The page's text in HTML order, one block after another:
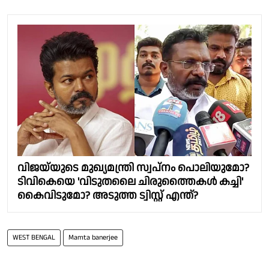
വിജയ്‌യുടെ മുഖ്യമന്ത്രി സ്വപ്നം പൊലിയുമോ?
ടിവികെയെ 'വിടുതലൈ ചിരുത്തൈകൾ കച്ചി'
കൈവിടുമോ? അടുത്ത ട്വിസ്റ്റ് എന്ത്?
WEST BENGAL Mamta banerjee